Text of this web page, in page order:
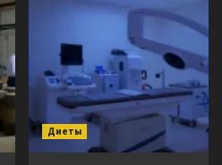
Диеты